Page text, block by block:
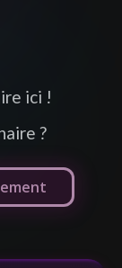
ici !
?